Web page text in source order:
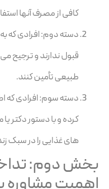
کافی از مصرف آنها
دسته دوم: افرادی که
قبول ندارند و ترجیح
طبیعی تأمین کنند.
دسته سوم: افرادی که
کرده و با دستور
های غذایی را در سبک
بخش دوم: